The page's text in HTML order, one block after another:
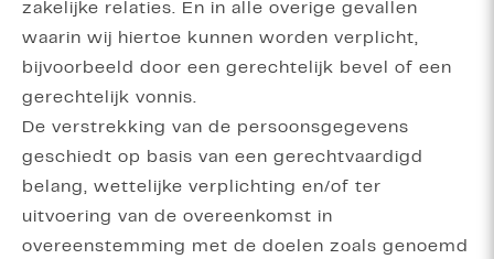
zakelijke relaties. En in alle overige gevallen
waarin wij hiertoe kunnen worden verplicht,
bijvoorbeeld door een gerechtelijk bevel of een
gerechtelijk vonnis.
De verstrekking van de persoonsgegevens
geschiedt op basis van een gerechtvaardigd
belang, wettelijke verplichting en/of ter
uitvoering van de overeenkomst in
overeenstemming met de doelen zoals genoemd